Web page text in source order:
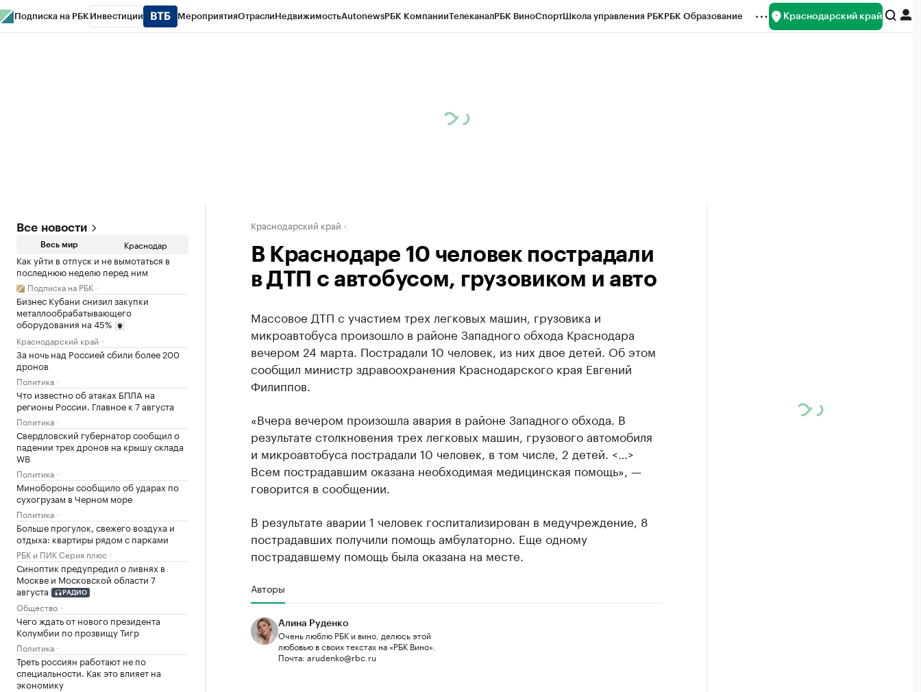
Подписка на РБК Инвестиции МероприятияОтраслиНедвижимостьAutonewsРБК КомпанииТелеканалРБК ВиноСпортШкола управления РБКРБК Образование Краснодарский край
Все новости
Весь мир Краснодар
Как уйти в отпуск и не вымотаться в
последнюю неделю перед ним
Подписка на РБК
Бизнес Кубани снизил закупки
металлообрабатывающего
оборудования на 45%
Краснодарский край
За ночь над Россией сбили более 200
дронов
Политика
Что известно об атаках БПЛА на
регионы России. Главное к 7 августа
Политика
Свердловский губернатор сообщил о
падении трех дронов на крышу склада
WB
Политика
Минобороны сообщило об ударах по
сухогрузам в Черном море
Политика
Больше прогулок, свежего воздуха и
отдыха: квартиры рядом с парками
РБК и ПИК Серия плюс
Синоптик предупредил о ливнях в
Москве и Московской области 7
августа
РАДИО
Общество
Чего ждать от нового президента
Колумбии по прозвищу Тигр
Политика
Треть россиян работают не по
специальности. Как это влияет на
экономику
Краснодарский край
В Краснодаре 10 человек пострадали
в ДТП с автобусом, грузовиком и авто
Массовое ДТП с участием трех легковых машин, грузовика и
микроавтобуса произошло в районе Западного обхода Краснодара
вечером 24 марта. Пострадали 10 человек, из них двое детей. Об этом
сообщил министр здравоохранения Краснодарского края Евгений
Филиппов.
«Вчера вечером произошла авария в районе Западного обхода. В
результате столкновения трех легковых машин, грузового автомобиля
и микроавтобуса пострадали 10 человек, в том числе, 2 детей. <…>
Всем пострадавшим оказана необходимая медицинская помощь», —
говорится в сообщении.
В результате аварии 1 человек госпитализирован в медучреждение, 8
пострадавших получили помощь амбулаторно. Еще одному
пострадавшему помощь была оказана на месте.
Авторы
Алина Руденко
Очень люблю РБК и вино, делюсь этой
любовью в своих текстах на «РБК Вино».
Почта: arudenko@rbc.ru